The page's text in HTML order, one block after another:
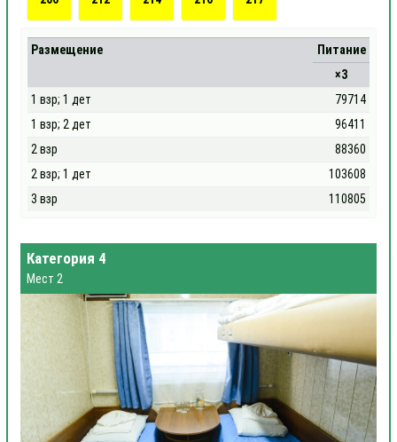
Размещение
Питание
×3
1 взр; 1 дет
79714
1 взр; 2 дет
96411
2 взр
88360
2 взр; 1 дет
103608
3 взр
110805
Категория 4
Мест 2